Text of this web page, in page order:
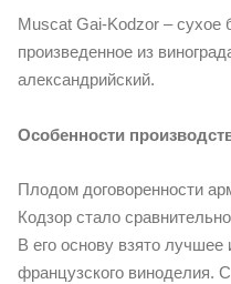
Muscat Gai-Kodzor – сухое
произведенное из
александрийский.
Особенности
Плодом договоренности
Кодзор стало
В его основу взято лучшее
французского виноделия.